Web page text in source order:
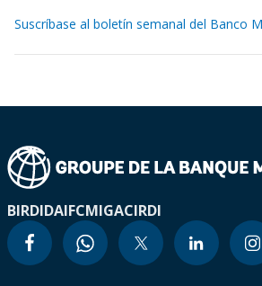
Suscríbase al boletín semanal del Banco
BIRDIDAIFCMIGACIRDI